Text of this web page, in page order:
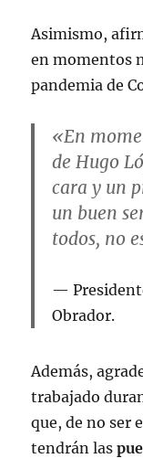
Asimismo,
en momentos
pandemia de
«En
de Hugo
cara y un
un buen
todos, no
Obrador.
Además,
trabajado
que, de no ser
tendrán las